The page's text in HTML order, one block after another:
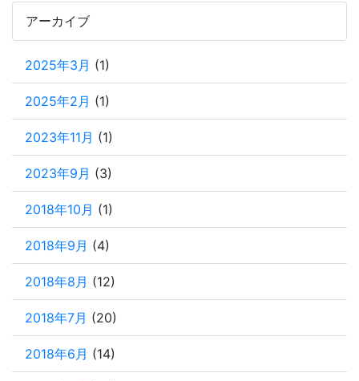
アーカイブ
2025年3月 (1)
2025年2月 (1)
2023年11月 (1)
2023年9月 (3)
2018年10月 (1)
2018年9月 (4)
2018年8月 (12)
2018年7月 (20)
2018年6月 (14)